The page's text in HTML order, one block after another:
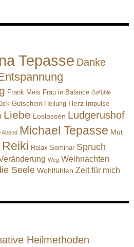
Tepasse Danke
Frank Meis Frau in Balance Gefühle
Gutschein Heilung Herz Impulse
Liebe Loslassen Ludgerushof
Abend Michael Tepasse Mut
Reiki Relax Seminar Spruch
Weg Weihnachten
Seele Wohlfühlen Zeit für mich
Heilmethoden